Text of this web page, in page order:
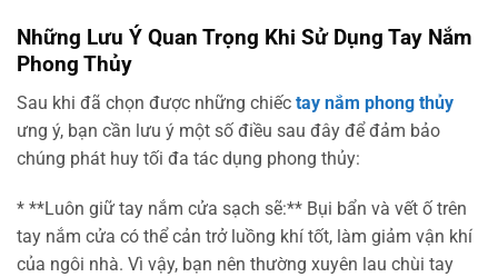
Những Lưu Ý Quan Trọng Khi Sử Dụng Tay Nắm
Phong Thủy
Sau khi đã chọn được những chiếc tay nắm phong thủy
ưng ý, bạn cần lưu ý một số điều sau đây để đảm bảo
chúng phát huy tối đa tác dụng phong thủy:
* **Luôn giữ tay nắm cửa sạch sẽ:** Bụi bẩn và vết ố trên
tay nắm cửa có thể cản trở luồng khí tốt, làm giảm vận khí
của ngôi nhà. Vì vậy, bạn nên thường xuyên lau chùi tay